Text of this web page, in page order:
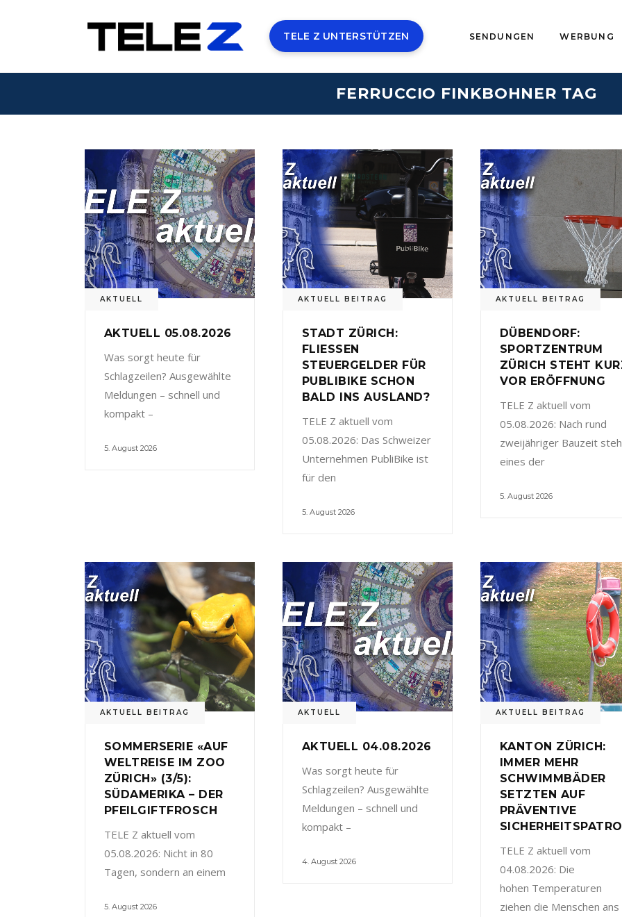
TELE Z UNTERSTÜTZEN SENDUNGEN WERBUNG
FERRUCCIO FINKBOHNER TAG
AKTUELL
AKTUELL 05.08.2026
Was sorgt heute für
Schlagzeilen? Ausgewählte
Meldungen – schnell und
kompakt –
5. August 2026
AKTUELL BEITRAG
STADT ZÜRICH:
FLIESSEN
STEUERGELDER FÜR
PUBLIBIKE SCHON
BALD INS AUSLAND?
TELE Z aktuell vom
05.08.2026: Das Schweizer
Unternehmen PubliBike ist
für den
5. August 2026
AKTUELL BEITRAG
DÜBENDORF:
SPORTZENTRUM
ZÜRICH STEHT
VOR ERÖFFNUNG
TELE Z aktuell vom
05.08.2026: Nach rund
zweijähriger Bauzeit
eines der
5. August 2026
AKTUELL BEITRAG
SOMMERSERIE «AUF
WELTREISE IM ZOO
ZÜRICH» (3/5):
SÜDAMERIKA – DER
PFEILGIFTFROSCH
TELE Z aktuell vom
05.08.2026: Nicht in 80
Tagen, sondern an einem
5. August 2026
AKTUELL
AKTUELL 04.08.2026
Was sorgt heute für
Schlagzeilen? Ausgewählte
Meldungen – schnell und
kompakt –
4. August 2026
AKTUELL BEITRAG
KANTON ZÜRICH:
IMMER MEHR
SCHWIMMBÄDER
SETZTEN AUF
PRÄVENTIVE
TELE Z aktuell vom
04.08.2026: Die
hohen Temperaturen
ziehen die Menschen ans